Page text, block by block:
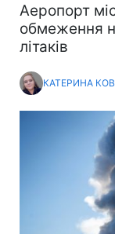
Аеропорт
обмеження
літаків
КАТЕРИНА